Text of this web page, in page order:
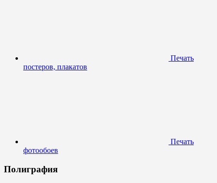
Печать
постеров, плакатов
Печать
фотообоев
Полиграфия